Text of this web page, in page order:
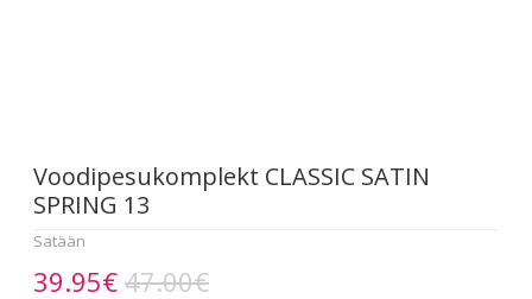
Voodipesukomplekt CLASSIC SATIN
SPRING 13
Satään
39.95€ 47.00€